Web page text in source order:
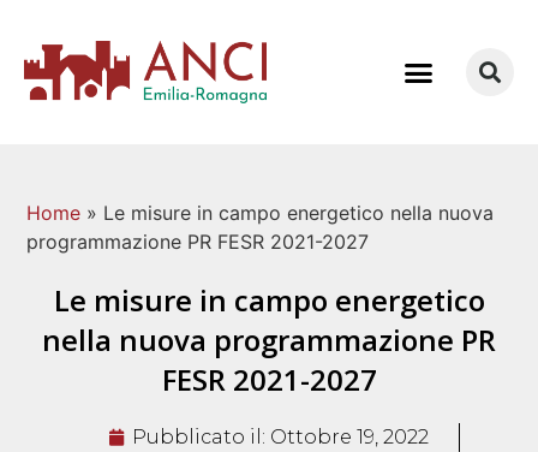
Home » Le misure in campo energetico nella nuova
programmazione PR FESR 2021-2027
Le misure in campo energetico
nella nuova programmazione PR
FESR 2021-2027
Pubblicato il: Ottobre 19, 2022